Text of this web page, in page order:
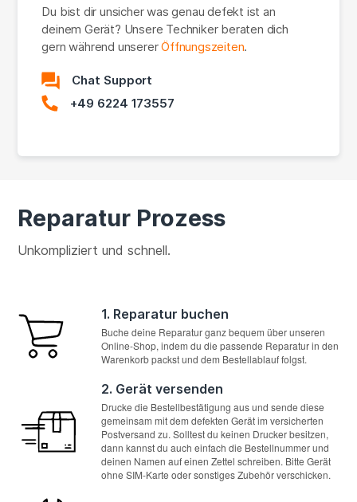
Du bist dir unsicher was genau defekt ist an
deinem Gerät? Unsere Techniker beraten dich
gern während unsererÖffnungszeiten.
Chat Support
+49 6224 173557
Reparatur Prozess
Unkompliziert und schnell.
1. Reparatur buchen
Buche deine Reparatur ganz bequem über unseren
Online-Shop, indem du die passende Reparatur in den
Warenkorb packst und dem Bestellablauf folgst.
2. Gerät versenden
Drucke die Bestellbestätigung aus und sende diese
gemeinsam mit dem defekten Gerät im versicherten
Postversand zu. Solltest du keinen Drucker besitzen,
dann kannst du auch einfach die Bestellnummer und
deinen Namen auf einen Zettel schreiben. Bitte Gerät
ohne SIM-Karte oder sonstiges Zubehör verschicken.